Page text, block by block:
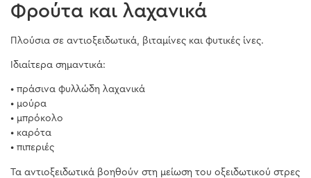
Φρούτα και λαχανικά
Πλούσια σε αντιοξειδωτικά, βιταμίνες και φυτικές ίνες.
Ιδιαίτερα σημαντικά:
• πράσινα φυλλώδη λαχανικά
• μούρα
• μπρόκολο
• καρότα
• πιπεριές
Τα αντιοξειδωτικά βοηθούν στη μείωση του οξειδωτικού στρες